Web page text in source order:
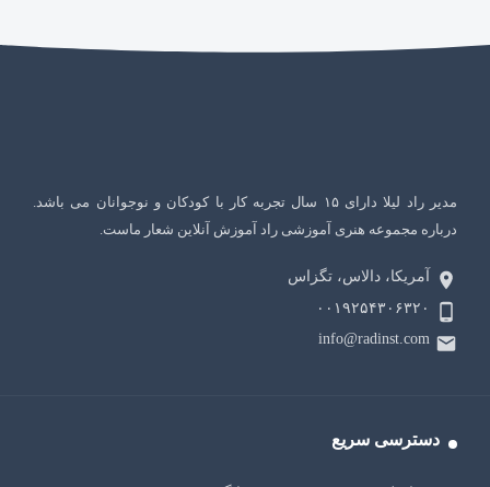
مدیر راد لیلا دارای ۱۵ سال تجربه کار با کودکان و نوجوانان می باشد.
درباره مجموعه هنری آموزشی راد آموزش آنلاین شعار ماست.
آمریکا، دالاس، تگزاس
۰۰۱۹۲۵۴۳۰۶۳۲۰
info@radinst.com
دسترسی سریع